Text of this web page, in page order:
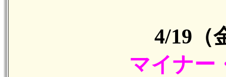
4/19（
マイナー